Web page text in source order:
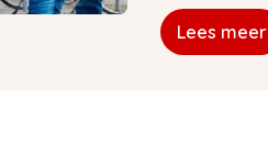
Lees meer